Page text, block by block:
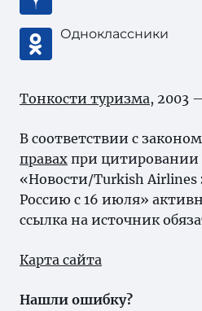
Одноклассники
Тонкости туризма, 2003
В соответствии с
правах при цитировании
«Новости/Turkish Airlines
Россию с 16 июля»
ссылка на источник
Карта сайта
Нашли ошибку?